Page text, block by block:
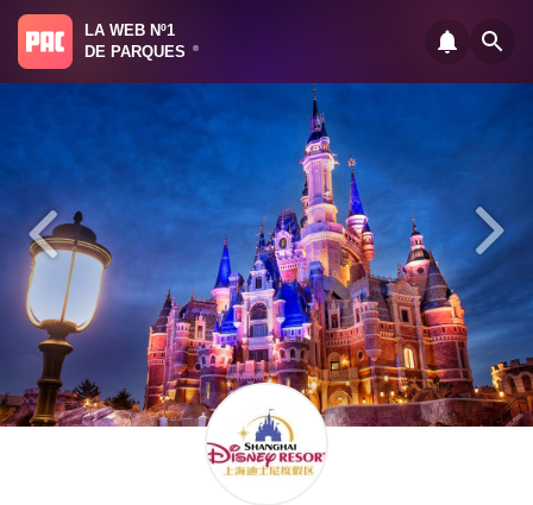
LA WEB Nº1
DE PARQUES
®